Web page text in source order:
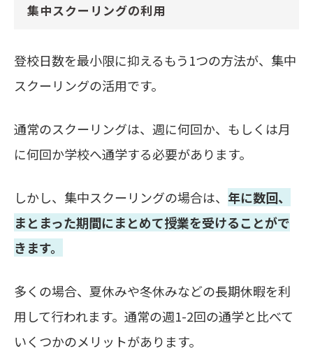
集中スクーリングの利用
登校日数を最小限に抑えるもう1つの方法が、集中
スクーリングの活用です。
通常のスクーリングは、週に何回か、もしくは月
に何回か学校へ通学する必要があります。
しかし、集中スクーリングの場合は、 年に数回、
まとまった期間にまとめて授業を受けることがで
きます。
多くの場合、夏休みや冬休みなどの長期休暇を利
用して行われます。通常の週1-2回の通学と比べて
いくつかのメリットがあります。